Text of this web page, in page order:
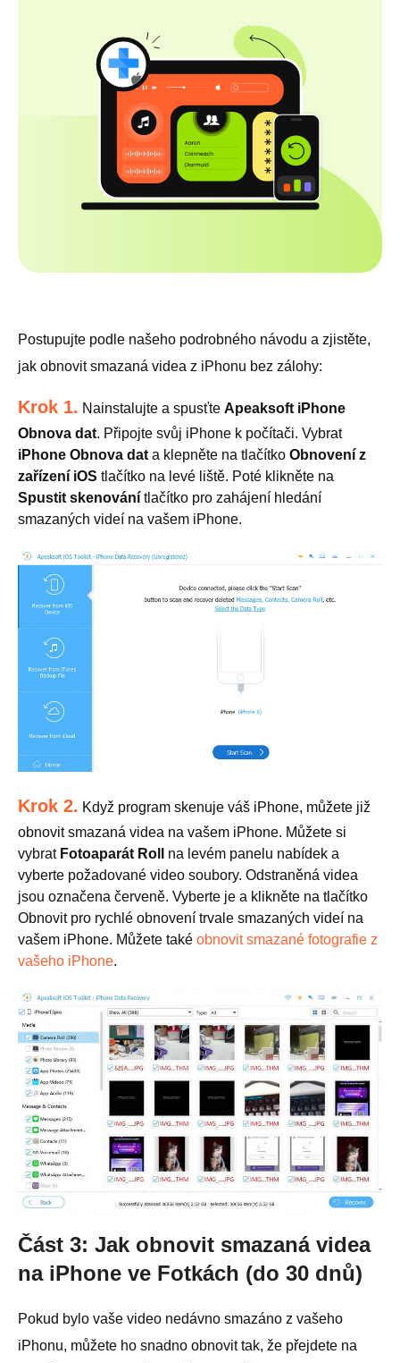
Postupujte podle našeho podrobného návodu a zjistěte,
jak obnovit smazaná videa z iPhonu bez zálohy:
Krok 1. Nainstalujte a spusťte Apeaksoft iPhone
Obnova dat. Připojte svůj iPhone k počítači. Vybrat
iPhone Obnova dat a klepněte na tlačítko Obnovení z
zařízení iOS tlačítko na levé liště. Poté klikněte na
Spustit skenování tlačítko pro zahájení hledání
smazaných videí na vašem iPhone.
Krok 2. Když program skenuje váš iPhone, můžete již
obnovit smazaná videa na vašem iPhone. Můžete si
vybrat Fotoaparát Roll
na levém panelu nabídek a
vyberte požadované video soubory. Odstraněná videa
jsou označena červeně. Vyberte je a klikněte na tlačítko
Obnovit pro rychlé obnovení trvale smazaných videí na
vašem iPhone. Můžete také obnovit smazané fotografie z
vašeho iPhone.
Část 3: Jak obnovit smazaná videa
na iPhone ve Fotkách (do 30 dnů)
Pokud bylo vaše video nedávno smazáno z vašeho
iPhonu, můžete ho snadno obnovit tak, že přejdete na